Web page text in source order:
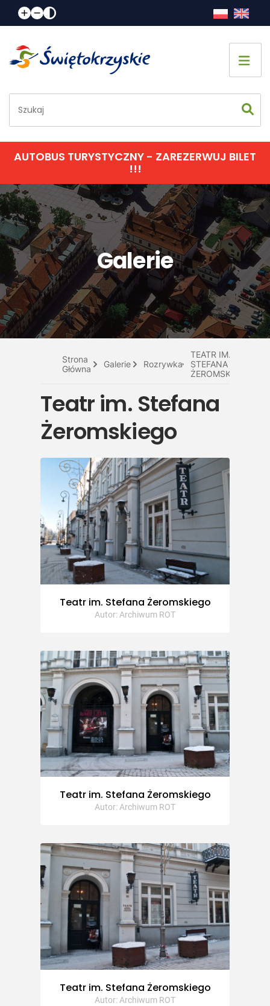
Co zobaczyć
Jak spędzić czas
Gdzie spać
Gdzie zjeść
Informacje praktyczne
Kalendarz imprez
Do pobrania
Interaktywna mapa
AUTOBUS TURYSTYCZNY - ZAREZERWUJ BILET
!!!
Galerie
Strona
Główna
Galerie Rozrywka
TEATR IM.
STEFANA
ŻEROMSKIEGO
Teatr im. Stefana
Żeromskiego
Teatr im. Stefana Żeromskiego
Autor: Archiwum ROT
Teatr im. Stefana Żeromskiego
Autor: Archiwum ROT
Teatr im. Stefana Żeromskiego
Autor: Archiwum ROT